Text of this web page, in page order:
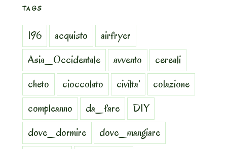
TAGS
196 acquisto
airfryer
Asia_Occidentale
avvento
cereali
cheto
cioccolato civilta'
colazione
compleanno
da_fare
DIY
dove_dormire
dove_mangiare